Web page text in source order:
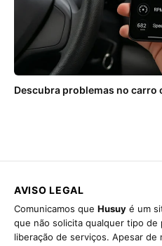
Descubra problemas no carro
AVISO LEGAL
Comunicamos que Husuy é um
que não solicita qualquer tipo de
liberação de serviços. Apesar